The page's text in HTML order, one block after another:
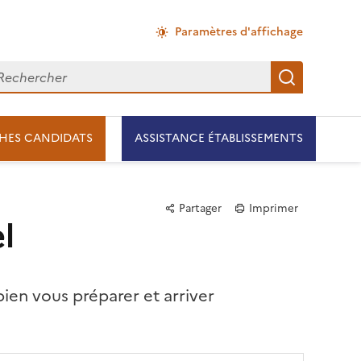
Paramètres d'affichage
CANDIDATS ASSISTANCE ÉTABLISSEMENTS
Partager Imprimer
vous préparer et arriver